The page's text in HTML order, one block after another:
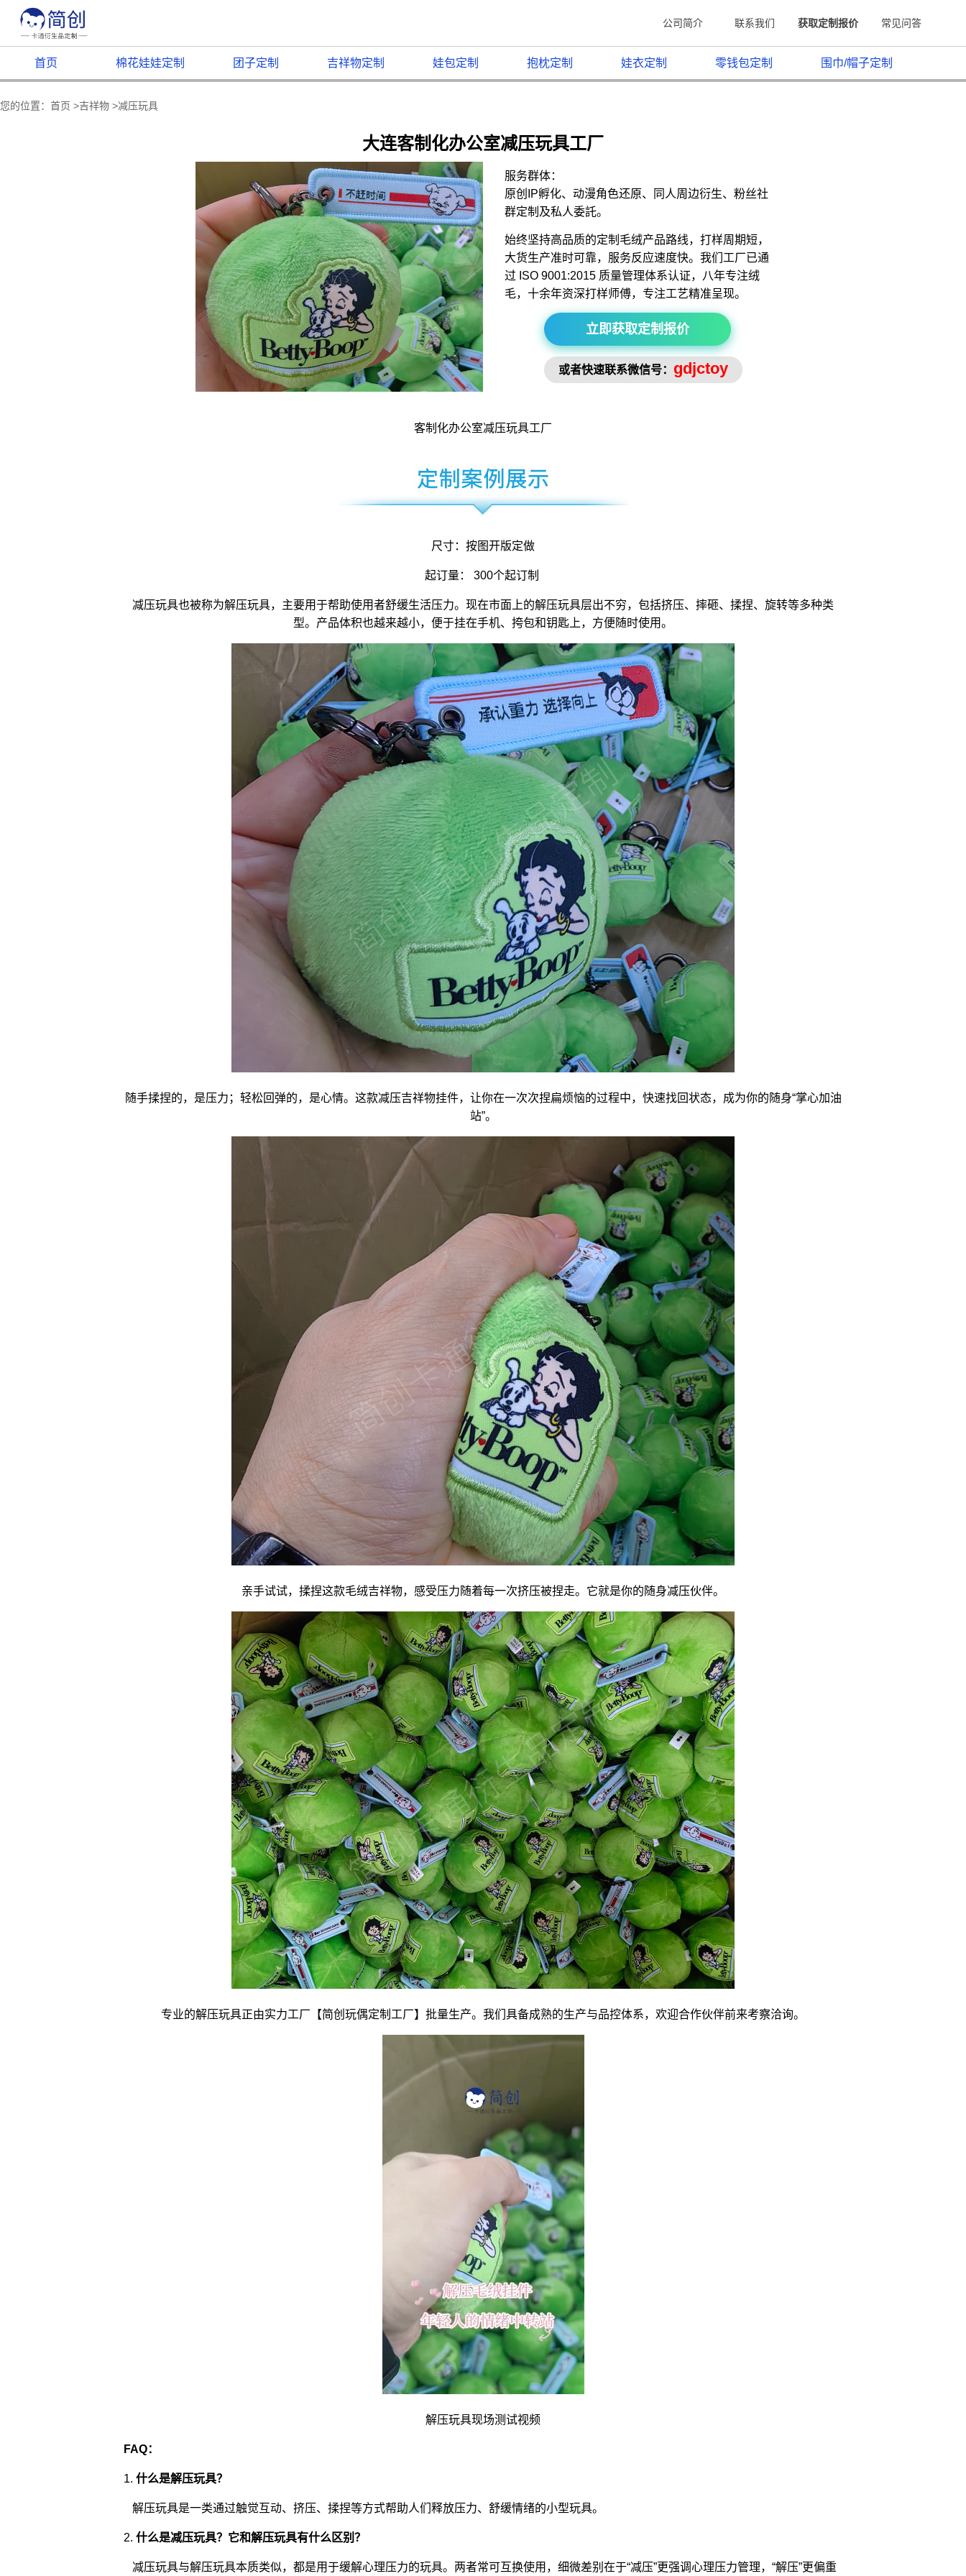
公司简介 联系我们 获取定制报价 常见问答
首页 棉花娃娃定制 团子定制 吉祥物定制 娃包定制 抱枕定制 娃衣定制 零钱包定制 围巾/帽子定制
您的位置： 首页 >吉祥物 >减压玩具
大连客制化办公室减压玩具工厂
服务群体：
原创IP孵化、动漫角色还原、同人周边衍生、粉丝社
群定制及私人委託。
始终坚持高品质的定制毛绒产品路线，打样周期短，
大货生产准时可靠，服务反应速度快。我们工厂已通
过 ISO 9001:2015 质量管理体系认证，八年专注绒
毛，十余年资深打样师傅，专注工艺精准呈现。
立即获取定制报价
或者快速联系微信号： gdjctoy
客制化办公室减压玩具工厂
尺寸：按图开版定做
起订量： 300个起订制
减压玩具也被称为解压玩具，主要用于帮助使用者舒缓生活压力。现在市面上的解压玩具层出不穷，包括挤压、摔砸、揉捏、旋转等多种类
型。产品体积也越来越小，便于挂在手机、挎包和钥匙上，方便随时使用。
随手揉捏的，是压力；轻松回弹的，是心情。这款减压吉祥物挂件，让你在一次次捏扁烦恼的过程中，快速找回状态，成为你的随身“掌心加油
站”。
亲手试试，揉捏这款毛绒吉祥物，感受压力随着每一次挤压被捏走。它就是你的随身减压伙伴。
专业的解压玩具正由实力工厂【简创玩偶定制工厂】批量生产。我们具备成熟的生产与品控体系，欢迎合作伙伴前来考察洽询。
解压玩具现场测试视频
FAQ：
1. 什么是解压玩具？
解压玩具是一类通过触觉互动、挤压、揉捏等方式帮助人们释放压力、舒缓情绪的小型玩具。
2. 什么是减压玩具？它和解压玩具有什么区别？
减压玩具与解压玩具本质类似，都是用于缓解心理压力的玩具。两者常可互换使用，细微差别在于“减压”更强调心理压力管理，“解压”更偏重